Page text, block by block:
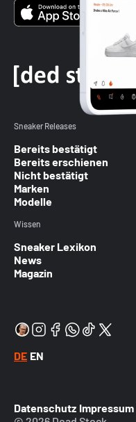
Sneaker Releases
Bereits bestätigt
Bereits erschienen
Nicht bestätigt
Marken
Modelle
Wissen
Sneaker Lexikon
News
Magazin
DE EN
Datenschutz Impressum